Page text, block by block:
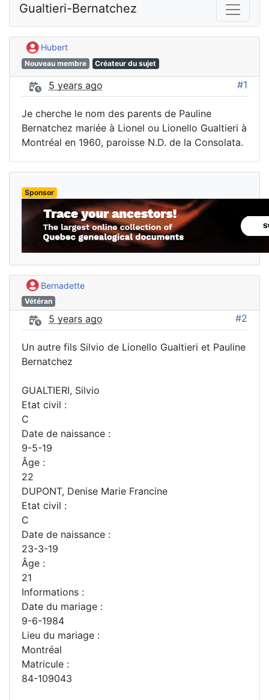
Gualtieri-Bernatchez
Hubert
Nouveau membre Créateur du sujet
5 years ago #1
Je cherche le nom des parents de Pauline
Bernatchez mariée à Lionel ou Lionello Gualtieri à
Montréal en 1960, paroisse N.D. de la Consolata.
Sponsor
Bernadette
Vétéran
5 years ago #2
Un autre fils Silvio de Lionello Gualtieri et Pauline
Bernatchez
GUALTIERI, Silvio
Etat civil :
C
Date de naissance :
9-5-19
Âge :
22
DUPONT, Denise Marie Francine
Etat civil :
C
Date de naissance :
23-3-19
Âge :
21
Informations :
Date du mariage :
9-6-1984
Lieu du mariage :
Montréal
Matricule :
84-109043